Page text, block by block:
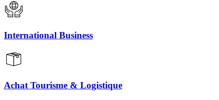
International Business
Achat Tourisme & Logistique